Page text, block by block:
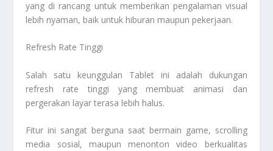
yang di rancang untuk memberikan pengalaman visual
lebih nyaman, baik untuk hiburan maupun pekerjaan.
Refresh Rate Tinggi
Salah satu keunggulan Tablet ini adalah dukungan
refresh rate tinggi yang membuat animasi dan
pergerakan layar terasa lebih halus.
Fitur ini sangat berguna saat bermain game, scrolling
media sosial, maupun menonton video berkualitas